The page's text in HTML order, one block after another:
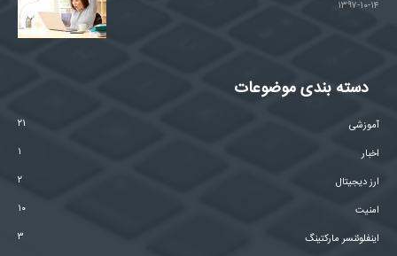
۱۳۹۷-۱۰-۱۴
دسته بندی موضوعات
آموزشی
۲۱
اخبار
۱
ارز دیجیتال
۲
امنیت
۱۰
اینفلوئنسر مارکتینگ
۳